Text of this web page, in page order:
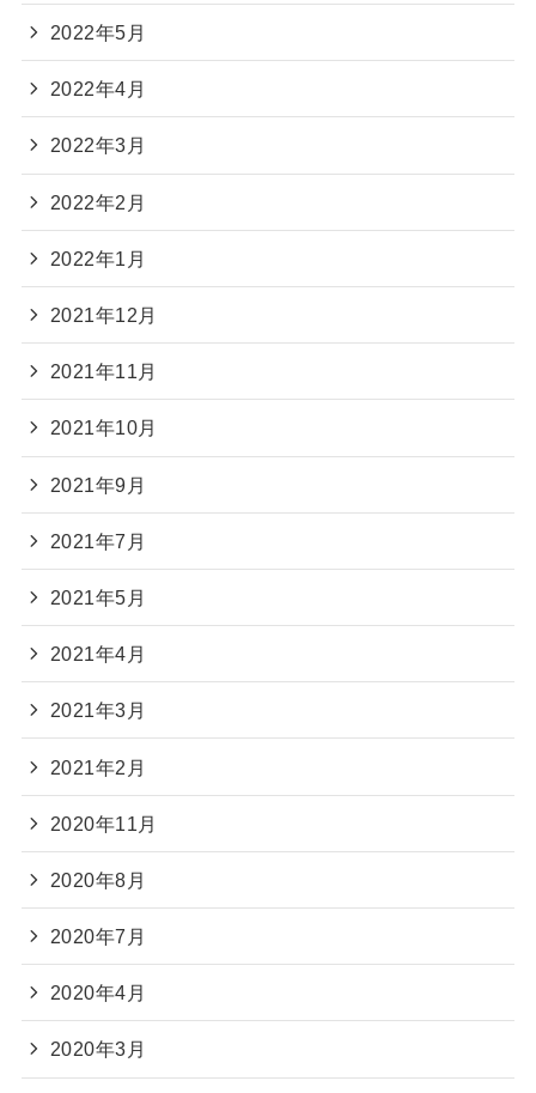
2022年5月
2022年4月
2022年3月
2022年2月
2022年1月
2021年12月
2021年11月
2021年10月
2021年9月
2021年7月
2021年5月
2021年4月
2021年3月
2021年2月
2020年11月
2020年8月
2020年7月
2020年4月
2020年3月